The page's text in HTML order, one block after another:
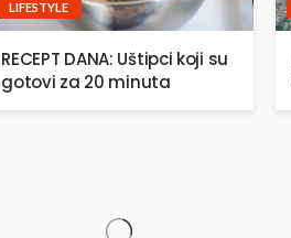
LIFESTYLE
RECEPT DANA: Uštipci koji su
gotovi za 20 minuta